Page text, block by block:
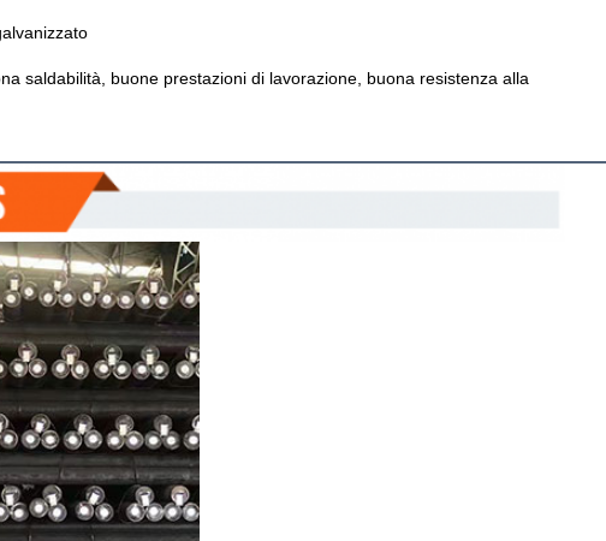
saldabilità, buone prestazioni di lavorazione, buona resistenza alla